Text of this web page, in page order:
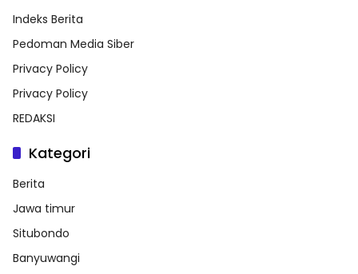
Indeks Berita
Pedoman Media Siber
Privacy Policy
Privacy Policy
REDAKSI
Kategori
Berita
Jawa timur
Situbondo
Banyuwangi